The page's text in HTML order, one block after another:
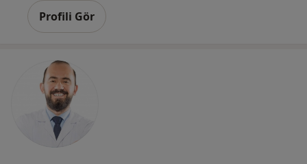
Profili Gör